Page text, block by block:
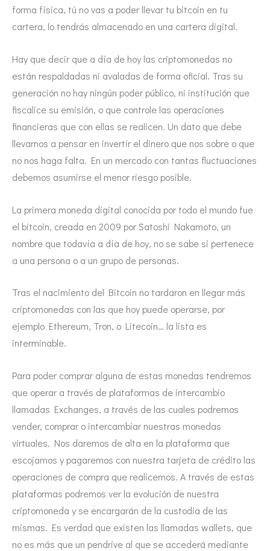
forma física, tú no vas a poder llevar tu bitcoin en tu
cartera, lo tendrás almacenado en una cartera digital.
Hay que decir que a día de hoy las criptomonedas no
están respaldadas ni avaladas de forma oficial. Tras su
generación no hay ningún poder público, ni institución que
fiscalice su emisión, o que controle las operaciones
financieras que con ellas se realicen. Un dato que debe
llevarnos a pensar en invertir el dinero que nos sobre o que
no nos haga falta. En un mercado con tantas fluctuaciones
debemos asumirse el menor riesgo posible.
La primera moneda digital conocida por todo el mundo fue
el bitcoin, creada en 2009 por Satoshi Nakamoto, un
nombre que todavía a día de hoy, no se sabe si pertenece
a una persona o a un grupo de personas.
Tras el nacimiento del Bitcoin no tardaron en llegar más
criptomonedas con las que hoy puede operarse, por
ejemplo Ethereum, Tron, o Litecoin… la lista es
interminable.
Para poder comprar alguna de estas monedas tendremos
que operar a través de plataformas de intercambio
llamadas Exchanges, a través de las cuales podremos
vender, comprar o intercambiar nuestras monedas
virtuales. Nos daremos de alta en la plataforma que
escojamos y pagaremos con nuestra tarjeta de crédito las
operaciones de compra que realicemos. A través de estas
plataformas podremos ver la evolución de nuestra
criptomoneda y se encargarán de la custodia de las
mismas. Es verdad que existen las llamadas wallets, que
no es más que un pendrive al que se accederá mediante